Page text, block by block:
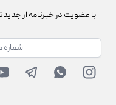
با عضویت در خبرنامه از
شماره همراه